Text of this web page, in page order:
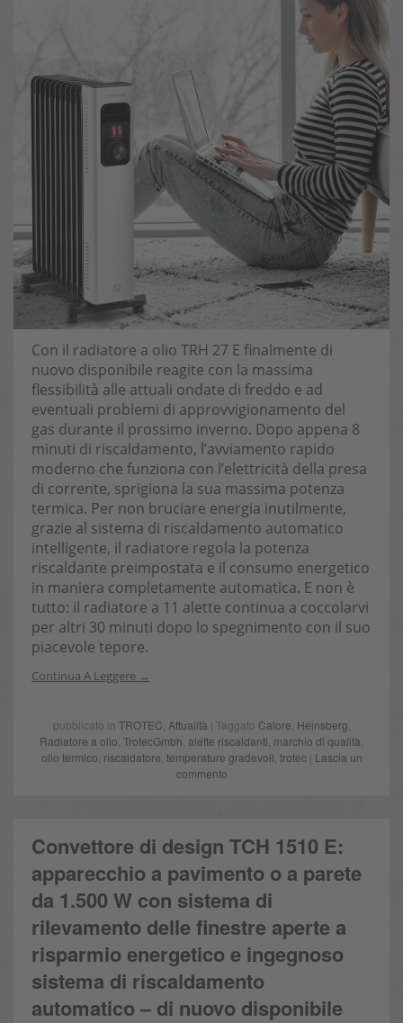
Con il radiatore a olio TRH 27 E finalmente di
nuovo disponibile reagite con la massima
flessibilità alle attuali ondate di freddo e ad
eventuali problemi di approvvigionamento del
gas durante il prossimo inverno. Dopo appena 8
minuti di riscaldamento, l’avviamento rapido
moderno che funziona con l’elettricità della presa
di corrente, sprigiona la sua massima potenza
termica. Per non bruciare energia inutilmente,
grazie al sistema di riscaldamento automatico
intelligente, il radiatore regola la potenza
riscaldante preimpostata e il consumo energetico
in maniera completamente automatica. E non è
tutto: il radiatore a 11 alette continua a coccolarvi
per altri 30 minuti dopo lo spegnimento con il suo
piacevole tepore.
Continua A Leggere
pubblicato in TROTEC Attualità | Taggato Calore Heinsberg
Radiatore a olio TrotecGmbh alette riscaldanti marchio di qualità
olio termico riscaldatore temperature gradevoli trotec| Lascia un
commento
Convettore di design TCH 1510 E:
apparecchio a pavimento o a parete
da 1.500 W con sistema di
rilevamento delle finestre aperte a
risparmio energetico e ingegnoso
sistema di riscaldamento
automatico – di nuovo disponibile